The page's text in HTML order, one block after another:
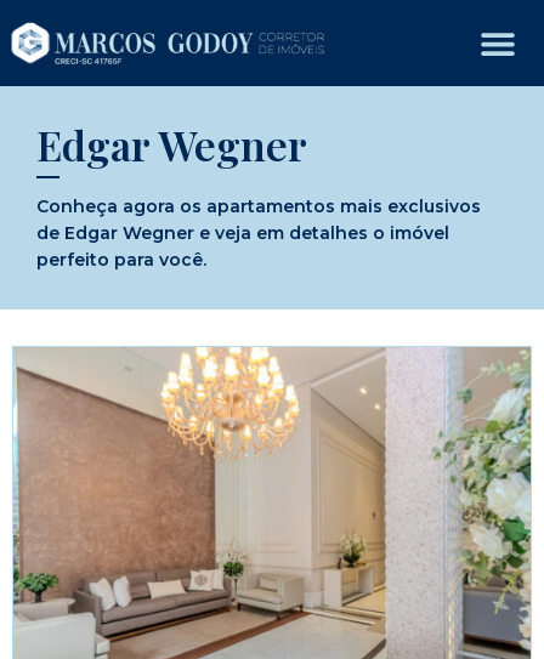
Edgar Wegner
Conheça agora os apartamentos mais exclusivos
de Edgar Wegner e veja em detalhes o imóvel
perfeito para você.